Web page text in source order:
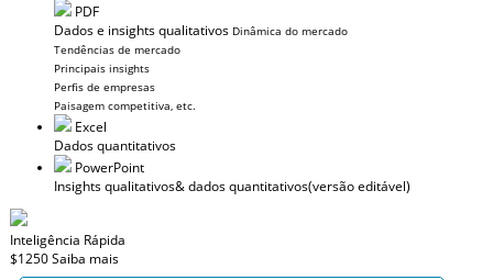
PDF
Dados e insights qualitativos Dinâmica do mercado
Tendências de mercado
Principais insights
Perfis de empresas
Paisagem competitiva, etc.
Excel
Dados quantitativos
PowerPoint
Insights qualitativos& dados quantitativos(versão editável)
Inteligência Rápida
$1250Saiba mais